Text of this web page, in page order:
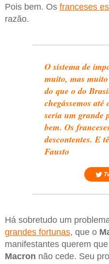
Pois bem. Os franceses
razão.
O sistema de
muito, mas
do que o do
chegássemos até
seria um grande
bem. Os
descontentes. E
Fausto
Há sobretudo um
grandes fortunas, que o
manifestantes querem
Macron não cede. Seu